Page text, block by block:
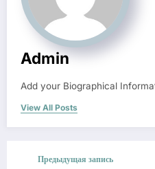
Admin
Add your Biographical
View All Posts
Предыдущая запись